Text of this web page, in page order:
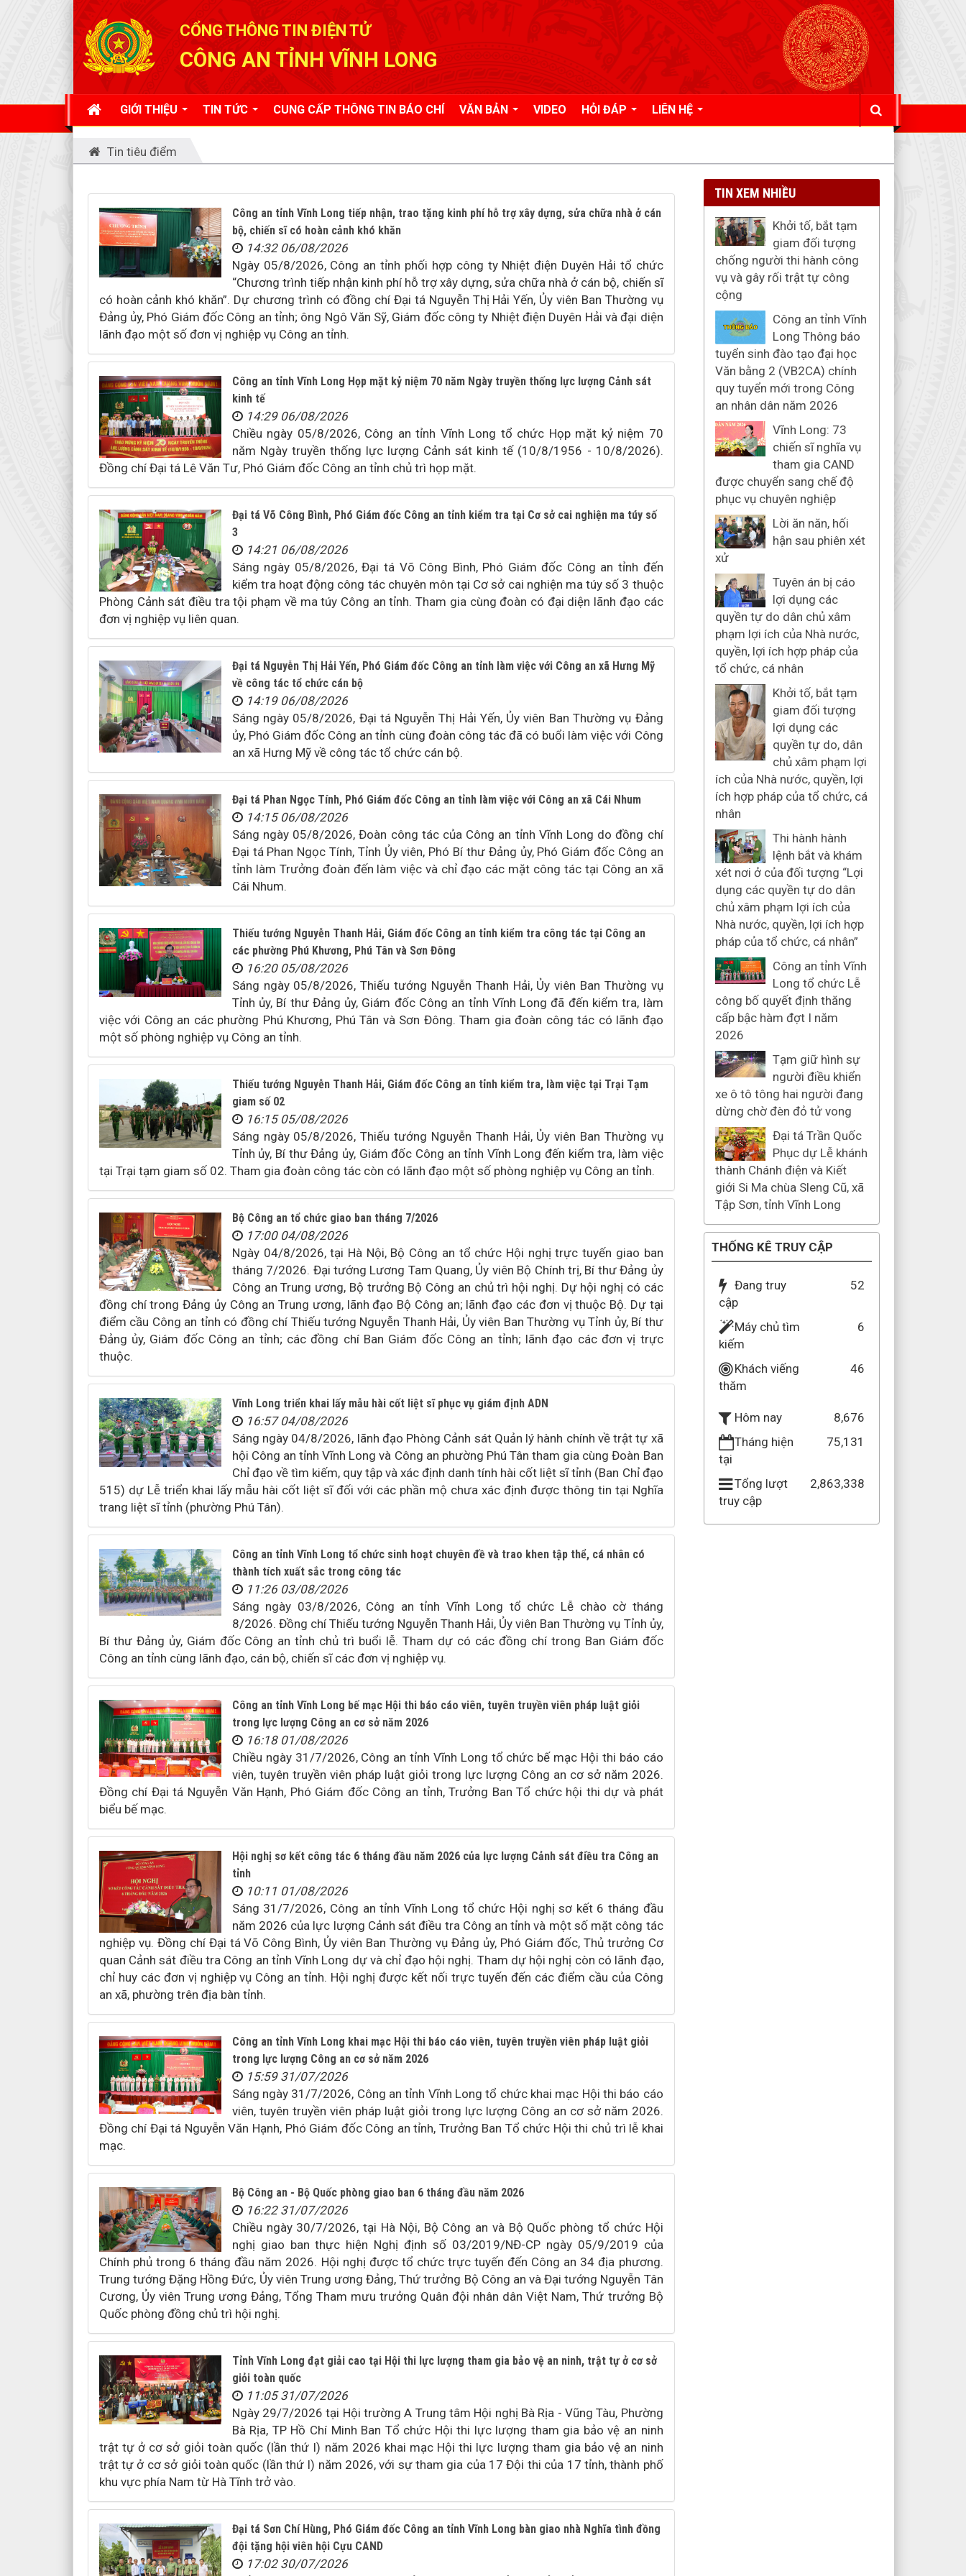
CỔNG THÔNG TIN ĐIỆN TỬ
CÔNG AN TỈNH VĨNH LONG
GIỚI THIỆU TIN TỨC CUNG CẤP THÔNG TIN BÁO CHÍ VĂN BẢN VIDEO HỎI ĐÁP LIÊN HỆ
Tin tiêu điểm
Công an tỉnh Vĩnh Long tiếp nhận, trao tặng kinh phí hỗ trợ xây dựng, sửa chữa nhà ở cán
bộ, chiến sĩ có hoàn cảnh khó khăn
14:32 06/08/2026
Ngày 05/8/2026, Công an tỉnh phối hợp công ty Nhiệt điện Duyên Hải tổ chức
“Chương trình tiếp nhận kinh phí hỗ trợ xây dựng, sửa chữa nhà ở cán bộ, chiến sĩ
có hoàn cảnh khó khăn”. Dự chương trình có đồng chí Đại tá Nguyễn Thị Hải Yến, Ủy viên Ban Thường vụ
Đảng ủy, Phó Giám đốc Công an tỉnh; ông Ngô Văn Sỹ, Giám đốc công ty Nhiệt điện Duyên Hải và đại diện
lãnh đạo một số đơn vị nghiệp vụ Công an tỉnh.
Công an tỉnh Vĩnh Long Họp mặt kỷ niệm 70 năm Ngày truyền thống lực lượng Cảnh sát
kinh tế
14:29 06/08/2026
Chiều ngày 05/8/2026, Công an tỉnh Vĩnh Long tổ chức Họp mặt kỷ niệm 70
năm Ngày truyền thống lực lượng Cảnh sát kinh tế (10/8/1956 - 10/8/2026).
Đồng chí Đại tá Lê Văn Tư, Phó Giám đốc Công an tỉnh chủ trì họp mặt.
Đại tá Võ Công Bình, Phó Giám đốc Công an tỉnh kiểm tra tại Cơ sở cai nghiện ma túy số
3
14:21 06/08/2026
Sáng ngày 05/8/2026, Đại tá Võ Công Bình, Phó Giám đốc Công an tỉnh đến
kiểm tra hoạt động công tác chuyên môn tại Cơ sở cai nghiện ma túy số 3 thuộc
Phòng Cảnh sát điều tra tội phạm về ma túy Công an tỉnh. Tham gia cùng đoàn có đại diện lãnh đạo các
đơn vị nghiệp vụ liên quan.
Đại tá Nguyễn Thị Hải Yến, Phó Giám đốc Công an tỉnh làm việc với Công an xã Hưng Mỹ
về công tác tổ chức cán bộ
14:19 06/08/2026
Sáng ngày 05/8/2026, Đại tá Nguyễn Thị Hải Yến, Ủy viên Ban Thường vụ Đảng
ủy, Phó Giám đốc Công an tỉnh cùng đoàn công tác đã có buổi làm việc với Công
an xã Hưng Mỹ về công tác tổ chức cán bộ.
Đại tá Phan Ngọc Tính, Phó Giám đốc Công an tỉnh làm việc với Công an xã Cái Nhum
14:15 06/08/2026
Sáng ngày 05/8/2026, Đoàn công tác của Công an tỉnh Vĩnh Long do đồng chí
Đại tá Phan Ngọc Tính, Tỉnh Ủy viên, Phó Bí thư Đảng ủy, Phó Giám đốc Công an
tỉnh làm Trưởng đoàn đến làm việc và chỉ đạo các mặt công tác tại Công an xã
Cái Nhum.
Thiếu tướng Nguyễn Thanh Hải, Giám đốc Công an tỉnh kiểm tra công tác tại Công an
các phường Phú Khương, Phú Tân và Sơn Đông
16:20 05/08/2026
Sáng ngày 05/8/2026, Thiếu tướng Nguyễn Thanh Hải, Ủy viên Ban Thường vụ
Tỉnh ủy, Bí thư Đảng ủy, Giám đốc Công an tỉnh Vĩnh Long đã đến kiểm tra, làm
việc với Công an các phường Phú Khương, Phú Tân và Sơn Đông. Tham gia đoàn công tác có lãnh đạo
một số phòng nghiệp vụ Công an tỉnh.
Thiếu tướng Nguyễn Thanh Hải, Giám đốc Công an tỉnh kiểm tra, làm việc tại Trại Tạm
giam số 02
16:15 05/08/2026
Sáng ngày 05/8/2026, Thiếu tướng Nguyễn Thanh Hải, Ủy viên Ban Thường vụ
Tỉnh ủy, Bí thư Đảng ủy, Giám đốc Công an tỉnh Vĩnh Long đến kiểm tra, làm việc
tại Trại tạm giam số 02. Tham gia đoàn công tác còn có lãnh đạo một số phòng nghiệp vụ Công an tỉnh.
Bộ Công an tổ chức giao ban tháng 7/2026
17:00 04/08/2026
Ngày 04/8/2026, tại Hà Nội, Bộ Công an tổ chức Hội nghị trực tuyến giao ban
tháng 7/2026. Đại tướng Lương Tam Quang, Ủy viên Bộ Chính trị, Bí thư Đảng ủy
Công an Trung ương, Bộ trưởng Bộ Công an chủ trì hội nghị. Dự hội nghị có các
đồng chí trong Đảng ủy Công an Trung ương, lãnh đạo Bộ Công an; lãnh đạo các đơn vị thuộc Bộ. Dự tại
điểm cầu Công an tỉnh có đồng chí Thiếu tướng Nguyễn Thanh Hải, Ủy viên Ban Thường vụ Tỉnh ủy, Bí thư
Đảng ủy, Giám đốc Công an tỉnh; các đồng chí Ban Giám đốc Công an tỉnh; lãnh đạo các đơn vị trực
thuộc.
Vĩnh Long triển khai lấy mẫu hài cốt liệt sĩ phục vụ giám định ADN
16:57 04/08/2026
Sáng ngày 04/8/2026, lãnh đạo Phòng Cảnh sát Quản lý hành chính về trật tự xã
hội Công an tỉnh Vĩnh Long và Công an phường Phú Tân tham gia cùng Đoàn Ban
Chỉ đạo về tìm kiếm, quy tập và xác định danh tính hài cốt liệt sĩ tỉnh (Ban Chỉ đạo
515) dự Lễ triển khai lấy mẫu hài cốt liệt sĩ đối với các phần mộ chưa xác định được thông tin tại Nghĩa
trang liệt sĩ tỉnh (phường Phú Tân).
Công an tỉnh Vĩnh Long tổ chức sinh hoạt chuyên đề và trao khen tập thể, cá nhân có
thành tích xuất sắc trong công tác
11:26 03/08/2026
Sáng ngày 03/8/2026, Công an tỉnh Vĩnh Long tổ chức Lễ chào cờ tháng
8/2026. Đồng chí Thiếu tướng Nguyễn Thanh Hải, Ủy viên Ban Thường vụ Tỉnh ủy,
Bí thư Đảng ủy, Giám đốc Công an tỉnh chủ trì buổi lễ. Tham dự có các đồng chí trong Ban Giám đốc
Công an tỉnh cùng lãnh đạo, cán bộ, chiến sĩ các đơn vị nghiệp vụ.
Công an tỉnh Vĩnh Long bế mạc Hội thi báo cáo viên, tuyên truyền viên pháp luật giỏi
trong lực lượng Công an cơ sở năm 2026
16:18 01/08/2026
​Chiều ngày 31/7/2026, Công an tỉnh Vĩnh Long tổ chức bế mạc Hội thi báo cáo
viên, tuyên truyền viên pháp luật giỏi trong lực lượng Công an cơ sở năm 2026.
Đồng chí Đại tá Nguyễn Văn Hạnh, Phó Giám đốc Công an tỉnh, Trưởng Ban Tổ chức hội thi dự và phát
biểu bế mạc.
Hội nghị sơ kết công tác 6 tháng đầu năm 2026 của lực lượng Cảnh sát điều tra Công an
tỉnh
10:11 01/08/2026
Sáng 31/7/2026, Công an tỉnh Vĩnh Long tổ chức Hội nghị sơ kết 6 tháng đầu
năm 2026 của lực lượng Cảnh sát điều tra Công an tỉnh và một số mặt công tác
nghiệp vụ. Đồng chí Đại tá Võ Công Bình, Ủy viên Ban Thường vụ Đảng ủy, Phó Giám đốc, Thủ trưởng Cơ
quan Cảnh sát điều tra Công an tỉnh Vĩnh Long dự và chỉ đạo hội nghị. Tham dự hội nghị còn có lãnh đạo,
chỉ huy các đơn vị nghiệp vụ Công an tỉnh. Hội nghị được kết nối trực tuyến đến các điểm cầu của Công
an xã, phường trên địa bàn tỉnh.
Công an tỉnh Vĩnh Long khai mạc Hội thi báo cáo viên, tuyên truyền viên pháp luật giỏi
trong lực lượng Công an cơ sở năm 2026
15:59 31/07/2026
Sáng ngày 31/7/2026, Công an tỉnh Vĩnh Long tổ chức khai mạc Hội thi báo cáo
viên, tuyên truyền viên pháp luật giỏi trong lực lượng Công an cơ sở năm 2026.
Đồng chí Đại tá Nguyễn Văn Hạnh, Phó Giám đốc Công an tỉnh, Trưởng Ban Tổ chức Hội thi chủ trì lễ khai
mạc.
Bộ Công an - Bộ Quốc phòng giao ban 6 tháng đầu năm 2026
16:22 31/07/2026
Chiều ngày 30/7/2026, tại Hà Nội, Bộ Công an và Bộ Quốc phòng tổ chức Hội
nghị giao ban thực hiện Nghị định số 03/2019/NĐ-CP ngày 05/9/2019 của
Chính phủ trong 6 tháng đầu năm 2026. Hội nghị được tổ chức trực tuyến đến Công an 34 địa phương.
Trung tướng Đặng Hồng Đức, Ủy viên Trung ương Đảng, Thứ trưởng Bộ Công an và Đại tướng Nguyễn Tân
Cương, Ủy viên Trung ương Đảng, Tổng Tham mưu trưởng Quân đội nhân dân Việt Nam, Thứ trưởng Bộ
Quốc phòng đồng chủ trì hội nghị.
Tỉnh Vĩnh Long đạt giải cao tại Hội thi lực lượng tham gia bảo vệ an ninh, trật tự ở cơ sở
giỏi toàn quốc
11:05 31/07/2026
Ngày 29/7/2026 tại Hội trường A Trung tâm Hội nghị Bà Rịa - Vũng Tàu, Phường
Bà Rịa, TP Hồ Chí Minh Ban Tổ chức Hội thi lực lượng tham gia bảo vệ an ninh
trật tự ở cơ sở giỏi toàn quốc (lần thứ I) năm 2026 khai mạc Hội thi lực lượng tham gia bảo vệ an ninh
trật tự ở cơ sở giỏi toàn quốc (lần thứ I) năm 2026, với sự tham gia của 17 Đội thi của 17 tỉnh, thành phố
khu vực phía Nam từ Hà Tĩnh trở vào.
Đại tá Sơn Chí Hùng, Phó Giám đốc Công an tỉnh Vĩnh Long bàn giao nhà Nghĩa tình đồng
đội tặng hội viên hội Cựu CAND
17:02 30/07/2026
TIN XEM NHIỀU
Khởi tố, bắt tạm
giam đối tượng
chống người thi hành công
vụ và gây rối trật tự công
cộng
Công an tỉnh Vĩnh
Long Thông báo
tuyển sinh đào tạo đại học
Văn bằng 2 (VB2CA) chính
quy tuyển mới trong Công
an nhân dân năm 2026
Vĩnh Long: 73
chiến sĩ nghĩa vụ
tham gia CAND
được chuyển sang chế độ
phục vụ chuyên nghiệp
Lời ăn năn, hối
hận sau phiên xét
xử
Tuyên án bị cáo
lợi dụng các
quyền tự do dân chủ xâm
phạm lợi ích của Nhà nước,
quyền, lợi ích hợp pháp của
tổ chức, cá nhân
Khởi tố, bắt tạm
giam đối tượng
lợi dụng các
quyền tự do, dân
chủ xâm phạm lợi
ích của Nhà nước, quyền, lợi
ích hợp pháp của tổ chức, cá
nhân
Thi hành hành
lệnh bắt và khám
xét nơi ở của đối tượng “Lợi
dụng các quyền tự do dân
chủ xâm phạm lợi ích của
Nhà nước, quyền, lợi ích hợp
pháp của tổ chức, cá nhân”
Công an tỉnh Vĩnh
Long tổ chức Lễ
công bố quyết định thăng
cấp bậc hàm đợt I năm
2026
Tạm giữ hình sự
người điều khiển
xe ô tô tông hai người đang
dừng chờ đèn đỏ tử vong
Đại tá Trần Quốc
Phục dự Lễ khánh
thành Chánh điện và Kiết
giới Si Ma chùa Sleng Cũ, xã
Tập Sơn, tỉnh Vĩnh Long
THỐNG KÊ TRUY CẬP
Đang truy
cập
52
Máy chủ tìm
kiếm
6
Khách viếng
thăm
46
Hôm nay
8,676
Tháng hiện
tại
75,131
Tổng lượt
truy cập
2,863,338